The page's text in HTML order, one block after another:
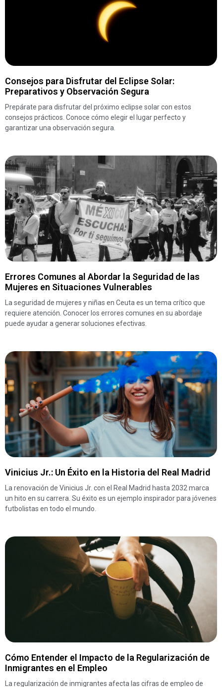
Consejos para Disfrutar del Eclipse Solar:
Preparativos y Observación Segura
Prepárate para disfrutar del próximo eclipse solar con estos
consejos prácticos. Conoce cómo elegir el lugar perfecto y
garantizar una observación segura.
Errores Comunes al Abordar la Seguridad de las
Mujeres en Situaciones Vulnerables
La seguridad de mujeres y niñas en Ceuta es un tema crítico que
requiere atención. Conocer los errores comunes en su abordaje
puede ayudar a generar soluciones efectivas.
Vinicius Jr.: Un Éxito en la Historia del Real Madrid
La renovación de Vinicius Jr. con el Real Madrid hasta 2032 marca
un hito en su carrera. Su éxito es un ejemplo inspirador para jóvenes
futbolistas en todo el mundo.
Cómo Entender el Impacto de la Regularización de
Inmigrantes en el Empleo
La regularización de inmigrantes afecta las cifras de empleo de